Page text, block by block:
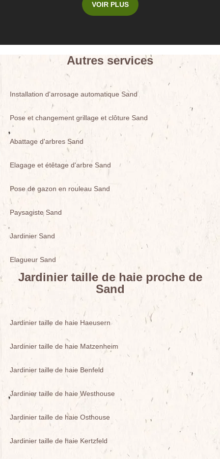
VOIR PLUS
Autres services
Installation d'arrosage automatique Sand
Pose et changement grillage et clôture Sand
Abattage d'arbres Sand
Elagage et étêtage d'arbre Sand
Pose de gazon en rouleau Sand
Paysagiste Sand
Jardinier Sand
Elagueur Sand
Jardinier taille de haie proche de
Sand
Jardinier taille de haie Haeusern
Jardinier taille de haie Matzenheim
Jardinier taille de haie Benfeld
Jardinier taille de haie Westhouse
Jardinier taille de haie Osthouse
Jardinier taille de haie Kertzfeld